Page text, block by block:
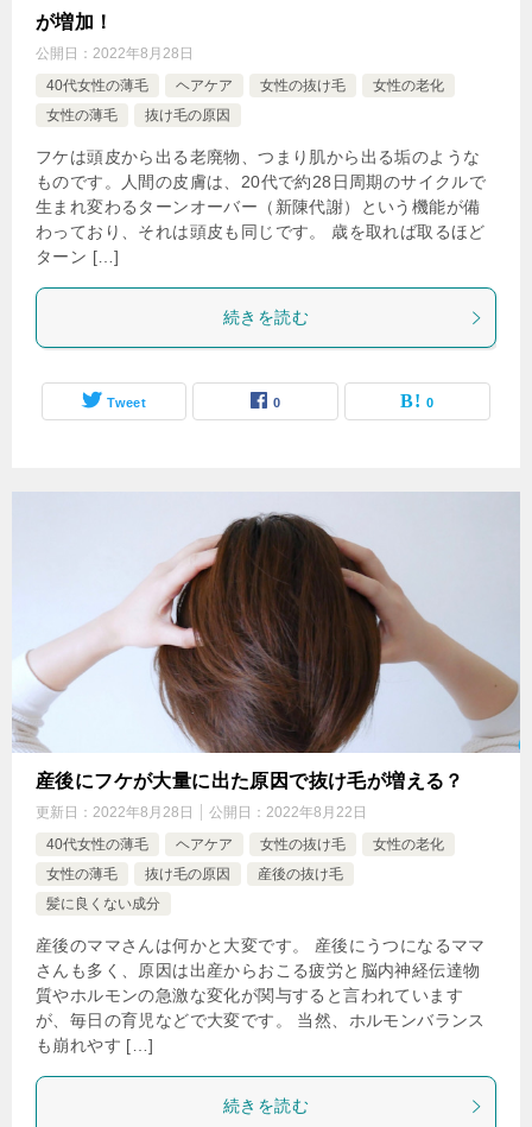
が増加！
公開日： 2022年8月28日
40代女性の薄毛
ヘアケア 女性の抜け毛
女性の老化
女性の薄毛
抜け毛の原因
フケは頭皮から出る老廃物、つまり肌から出る垢のような
ものです。人間の皮膚は、20代で約28日周期のサイクルで
生まれ変わるターンオーバー（新陳代謝）という機能が備
わっており、それは頭皮も同じです。 歳を取れば取るほど
ターン […]
続きを読む
Tweet 0 0
産後にフケが大量に出た原因で抜け毛が増える？
更新日： 2022年8月28日 公開日： 2022年8月22日
40代女性の薄毛
ヘアケア 女性の抜け毛
女性の老化
女性の薄毛
抜け毛の原因
産後の抜け毛
髪に良くない成分
産後のママさんは何かと大変です。 産後にうつになるママ
さんも多く、原因は出産からおこる疲労と脳内神経伝達物
質やホルモンの急激な変化が関与すると言われています
が、毎日の育児などで大変です。 当然、ホルモンバランス
も崩れやす […]
続きを読む